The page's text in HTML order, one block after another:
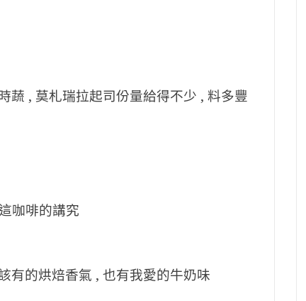
蔬 , 莫札瑞拉起司份量給得不少 , 料多豐
咖啡的講究
有的烘焙香氣 , 也有我愛的牛奶味